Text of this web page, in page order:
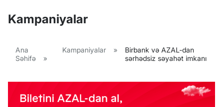
Kampaniyalar
Ana
Səhifə
»
Kampaniyalar »
Birbank və AZAL-dan
sərhədsiz səyahət imkanı